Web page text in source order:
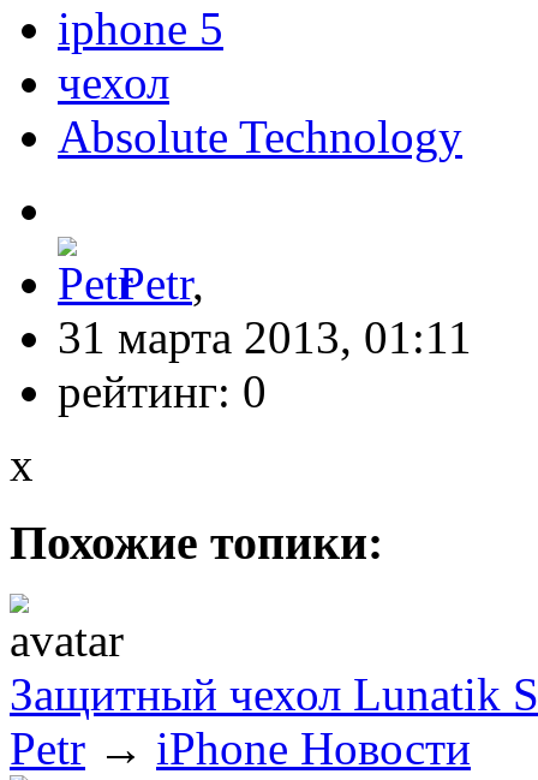
iphone 5
чехол
Absolute Technology
Petr,
31 марта 2013, 01:11
рейтинг: 0
x
Похожие топики:
Защитный чехол Lunatik
Petr → iPhone Новости